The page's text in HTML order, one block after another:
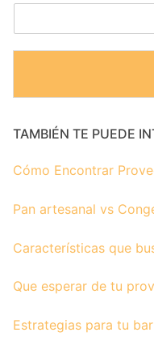
TAMBIÉN TE PUEDE
Cómo Encontrar
Pan artesanal vs
Características que
Que esperar de tu
Estrategias para tu